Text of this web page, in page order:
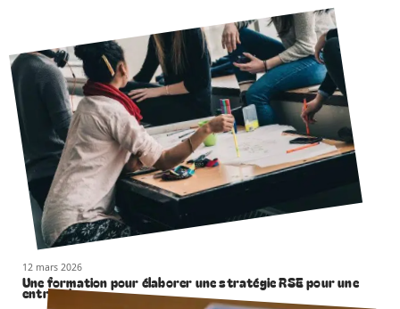
12 mars 2026
Une formation pour élaborer une stratégie RSE pour une
entreprise